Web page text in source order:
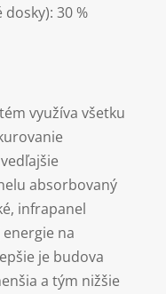
30 %
využíva všetku
absorbovaný
infrapanel
na
je budova
a tým nižšie